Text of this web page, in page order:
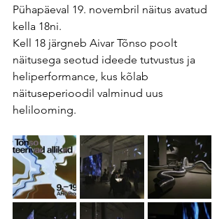
Pühapäeval 19. novembril näitus avatud
kella 18ni.
Kell 18 järgneb Aivar Tõnso poolt
näitusega seotud ideede tutvustus ja
heliperformance, kus kõlab
näituseperioodil valminud uus
helilooming.